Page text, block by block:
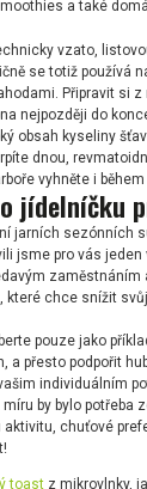
a také
vzato,
se totiž používá
Připravit si
nejpozději do
obsah kyseliny
dnou,
vyhněte i
jídelníčku
jarních sezónních
jsme pro vás jeden
zaměstnáním
chce snížit
pouze jako
a přesto podpořit
individuálním
by bylo potřeba
aktivitu, chuťové
toast z mikrovlnky,